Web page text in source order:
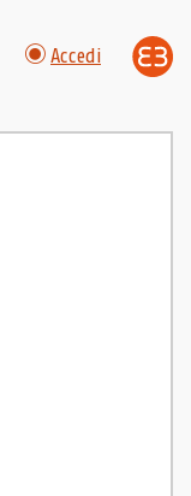
Accedi